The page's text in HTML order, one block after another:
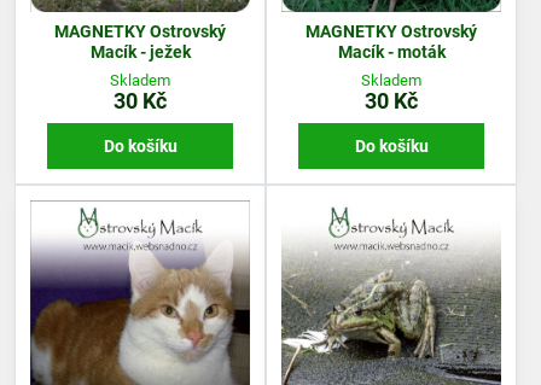
MAGNETKY Ostrovský
Macík - ježek
Skladem
30 Kč
Do košíku
MAGNETKY Ostrovský
Macík - moták
Skladem
30 Kč
Do košíku